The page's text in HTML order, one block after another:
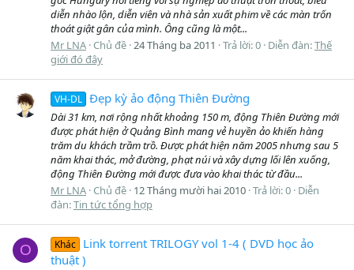
diễn nhào lộn, diễn viên và nhà sản xuất phim về các màn trốn
thoát giật gân của mình. Ông cũng là một...
Mr LNA Chủ đề 24 Tháng ba 2011 Trả lời: 0 Diễn đàn:Thế
giới đó đây
VH-DL Đẹp kỳ ảo động Thiên Đường
Dài 31 km, nơi rộng nhất khoảng 150 m, động Thiên Đường mới
được phát hiện ở Quảng Bình mang vẻ huyền ảo khiến hàng
trăm du khách trầm trồ. Được phát hiện năm 2005 nhưng sau 5
năm khai thác, mở đường, phạt núi và xây dựng lối lên xuống,
động Thiên Đường mới được đưa vào khai thác từ đầu...
Mr LNA Chủ đề 12 Tháng mười hai 2010 Trả lời: 0 Diễn
đàn:Tin tức tổng hợp
O Khác Link torrent TRILOGY vol 1-4 ( DVD học ảo
thuật )